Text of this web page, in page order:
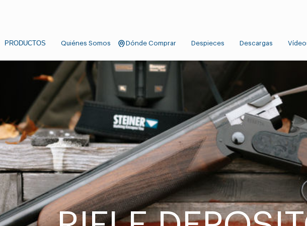
PRODUCTOS Quiénes Somos Dónde Comprar Despieces Descargas